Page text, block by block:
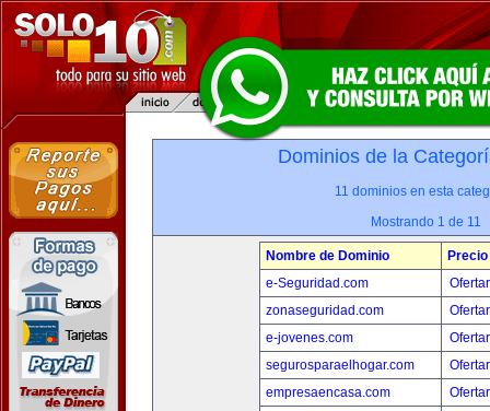
Dominios de la
11 dominios en esta
Mostrando 1 de 11
Nombre de Dominio
Precio
e-Seguridad.com
zonaseguridad.com
e-jovenes.com
segurosparaelhogar.com
empresaencasa.com